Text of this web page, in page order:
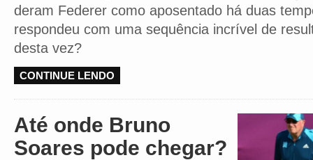
deram Federer como aposentado há duas
respondeu com uma sequência incrível de
desta vez?
CONTINUE LENDO
Até onde Bruno
Soares pode chegar?